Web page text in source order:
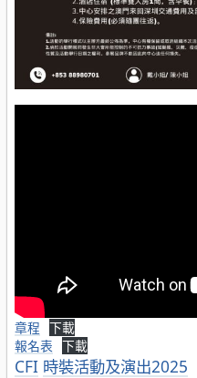
章程
下載
報名表
下載
分
CFI 時裝活動及演出2025